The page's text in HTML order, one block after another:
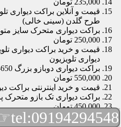
235,000 تومان
قیمت و آنلاین براکت دیواری
طرح گلدن (سینی خالی)
براکت دیواری متحرک سایز
250,000 تومان
دیواری تلویزیون
براکت دیواری دوبازو بزرگ vb-650
550,000 تومان
قیمت و خرید اینترنتی براکت
براکت دیواری تک بازو متحرک
450,000 تومان
قیمت و براکت دیواری
tel:09194294548